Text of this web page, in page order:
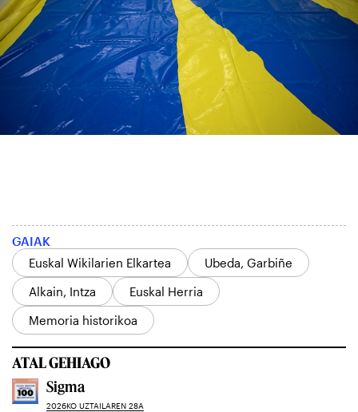
GAIAK
Euskal Wikilarien Elkartea
Ubeda, Garbiñe
Alkain, Intza
Euskal Herria
Memoria historikoa
ATAL GEHIAGO
Sigma
2026KO UZTAILAREN 28A